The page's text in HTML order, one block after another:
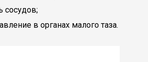
сосудов;
в органах малого таза.